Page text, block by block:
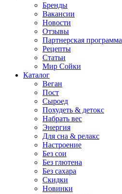
Бренды
Вакансии
Новости
Отзывы
Партнерская программа
Рецепты
Статьи
Мир Сойки
Каталог
Веган
Пост
Сыроед
Похудеть & детокс
Набрать вес
Энергия
Для сна & релакс
Настроение
Без сои
Без глютена
Без сахара
Скидки
Новинки